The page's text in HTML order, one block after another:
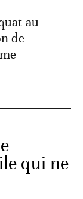
au
de
qui ne